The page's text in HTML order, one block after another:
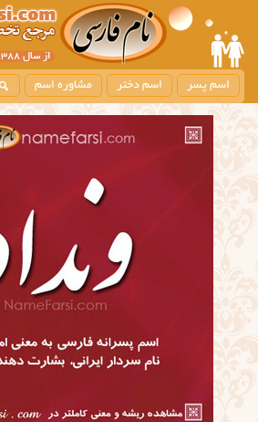
m
i
c
n
t
اسم پسر اسم دختر مشاوره اسم